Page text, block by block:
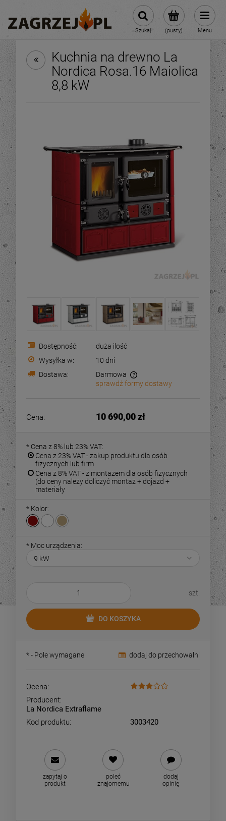
(pusty)
Szukaj Menu
Kuchnia na drewno La
Nordica Rosa.16 Maiolica
8,8 kW
Dostępność:
duża ilość
Wysyłka w:
10 dni
Dostawa:
Darmowa
Cena nie zawiera ewentualnych kosztów płatności
sprawdź formy dostawy
Cena: 10 690,00 zł
* Cena z 8% lub 23% VAT:
Cena z 23% VAT - zakup produktu dla osób
fizycznych lub firm
Cena z 8% VAT - z montażem dla osób fizycznych
(do ceny należy doliczyć montaż + dojazd +
materiały
* Kolor:
* Moc urządzenia:
szt.
DO KOSZYKA
dodaj do przechowalni
*- Pole wymagane
Ocena:
Producent:
La Nordica Extraflame
Kod produktu:
3003420
zapytaj o
produkt
poleć
znajomemu
dodaj
opinię